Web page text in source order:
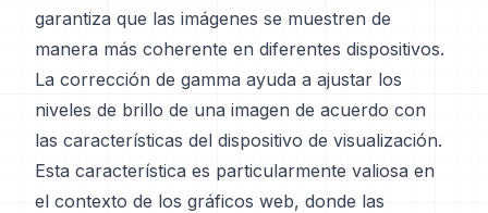
garantiza que las imágenes se muestren de
manera más coherente en diferentes dispositivos.
La corrección de gamma ayuda a ajustar los
niveles de brillo de una imagen de acuerdo con
las características del dispositivo de visualización.
Esta característica es particularmente valiosa en
el contexto de los gráficos web, donde las